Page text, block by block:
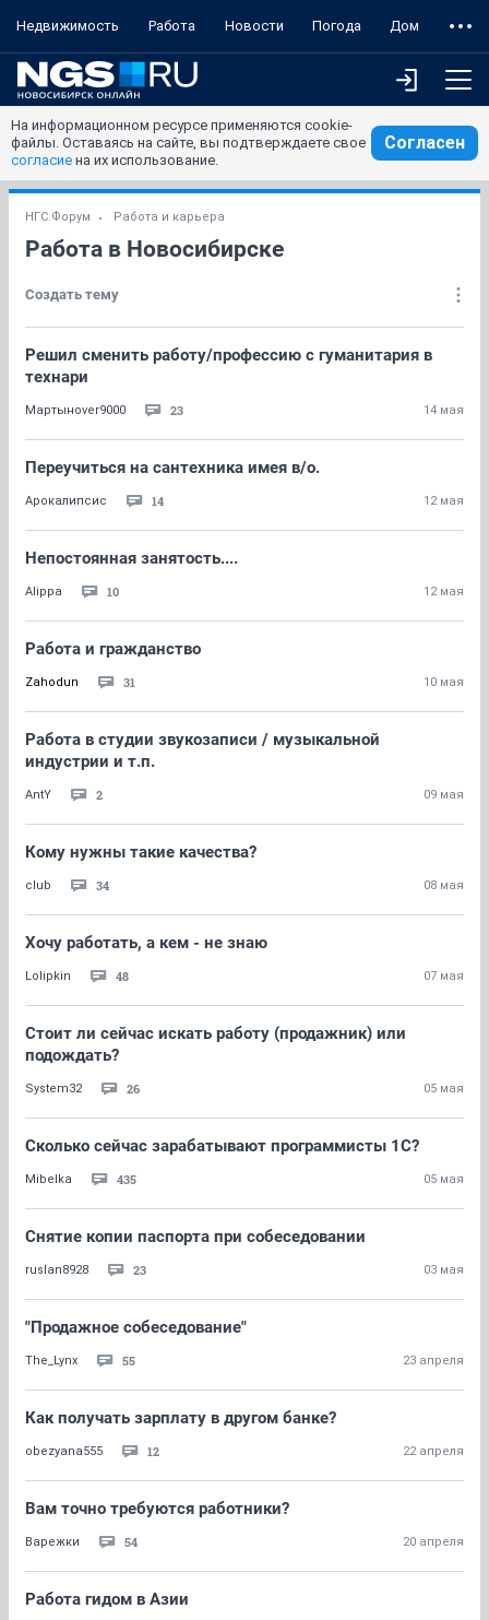
Недвижимость Работа Новости Погода Дом
На информационном ресурсе применяются cookie-
файлы. Оставаясь на сайте, вы подтверждаете свое
согласие на их использование.
Согласен
НГС.Форум Работа и карьера
Работа в Новосибирске
Создать тему
Решил сменить работу/профессию с гуманитария в
технари
Мартынover9000 23 14 мая
Переучиться на сантехника имея в/о.
Арокалипсис 14 12 мая
Непостоянная занятость....
Alippa 10 12 мая
Работа и гражданство
Zahodun 31 10 мая
Работа в студии звукозаписи / музыкальной
индустрии и т.п.
AntY 2 09 мая
Кому нужны такие качества?
club 34 08 мая
Хочу работать, а кем - не знаю
Lolipkin 48 07 мая
Стоит ли сейчас искать работу (продажник) или
подождать?
System32 26 05 мая
Сколько сейчас зарабатывают программисты 1С?
Mibelka 435 05 мая
Снятие копии паспорта при собеседовании
ruslan8928 23 03 мая
"Продажное собеседование"
The_Lynx 55 23 апреля
Как получать зарплату в другом банке?
obezyana555 12 22 апреля
Вам точно требуются работники?
Варежки 54 20 апреля
Работа гидом в Азии